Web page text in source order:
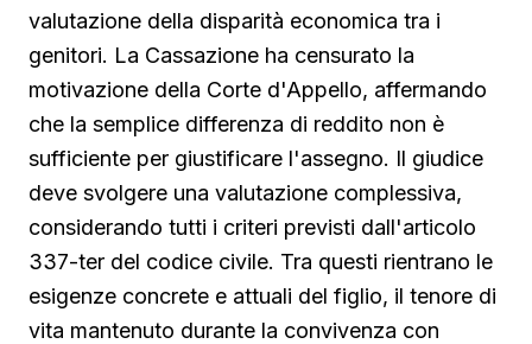
valutazione della disparità economica tra i
genitori. La Cassazione ha censurato la
motivazione della Corte d'Appello, affermando
che la semplice differenza di reddito non è
sufficiente per giustificare l'assegno. Il giudice
deve svolgere una valutazione complessiva,
considerando tutti i criteri previsti dall'articolo
337-ter del codice civile. Tra questi rientrano le
esigenze concrete e attuali del figlio, il tenore di
vita mantenuto durante la convivenza con